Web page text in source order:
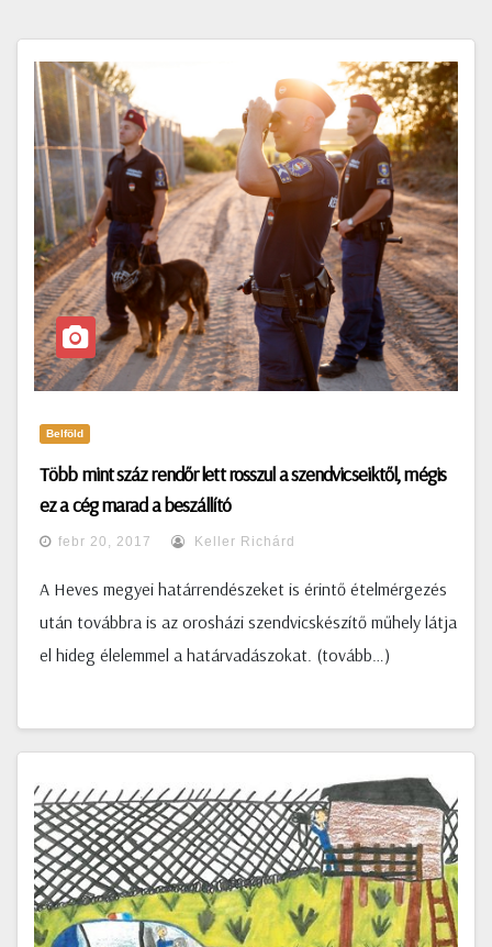
Belföld
Több mint száz rendőr lett rosszul a szendvicseiktől, mégis
ez a cég marad a beszállító
febr 20, 2017 Keller Richárd
A Heves megyei határrendészeket is érintő ételmérgezés
után továbbra is az orosházi szendvicskészítő műhely látja
el hideg élelemmel a határvadászokat. (tovább…)